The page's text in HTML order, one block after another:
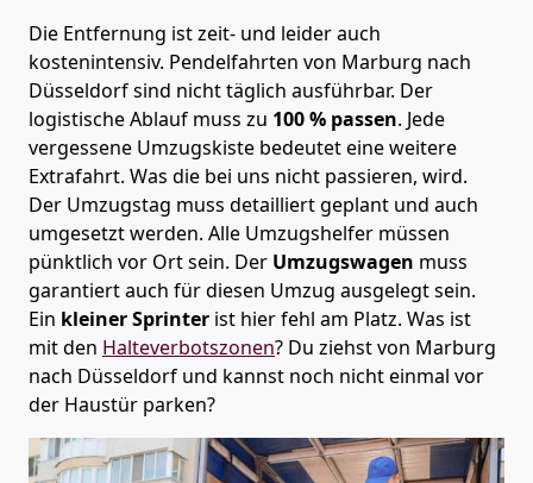
Die Entfernung ist zeit- und leider auch
kostenintensiv. Pendelfahrten von Marburg nach
Düsseldorf sind nicht täglich ausführbar. Der
logistische Ablauf muss zu 100 % passen. Jede
vergessene Umzugskiste bedeutet eine weitere
Extrafahrt. Was die bei uns nicht passieren, wird.
Der Umzugstag muss detailliert geplant und auch
umgesetzt werden. Alle Umzugshelfer müssen
pünktlich vor Ort sein. Der Umzugswagen muss
garantiert auch für diesen Umzug ausgelegt sein.
Ein kleiner Sprinter ist hier fehl am Platz. Was ist
mit den Halteverbotszonen? Du ziehst von Marburg
nach Düsseldorf und kannst noch nicht einmal vor
der Haustür parken?